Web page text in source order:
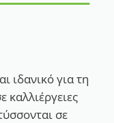
ιδανικό για τη
καλλιέργειες
σε